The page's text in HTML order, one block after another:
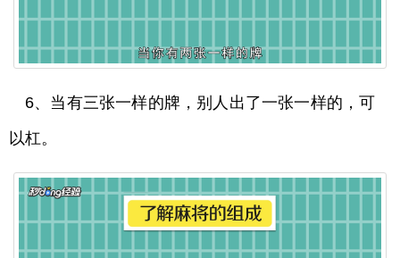
6、当有三张一样的牌，别人出了一张一样的，可
以杠。